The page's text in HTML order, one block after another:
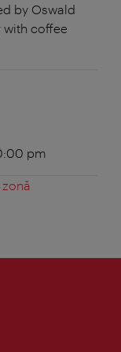
by Oswald
with coffee
pm